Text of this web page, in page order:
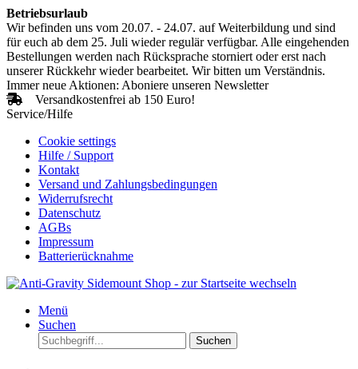
Betriebsurlaub
Wir befinden uns vom 20.07. - 24.07. auf Weiterbildung und sind
für euch ab dem 25. Juli wieder regulär verfügbar. Alle eingehenden
Bestellungen werden nach Rücksprache storniert oder erst nach
unserer Rückkehr wieder bearbeitet. Wir bitten um Verständnis.
Immer neue Aktionen: Aboniere unseren Newsletter
Versandkostenfrei ab 150 Euro!
Service/Hilfe
Cookie settings
Hilfe / Support
Kontakt
Versand und Zahlungsbedingungen
Widerrufsrecht
Datenschutz
AGBs
Impressum
Batterierücknahme
Menü
Suchen
Suchen